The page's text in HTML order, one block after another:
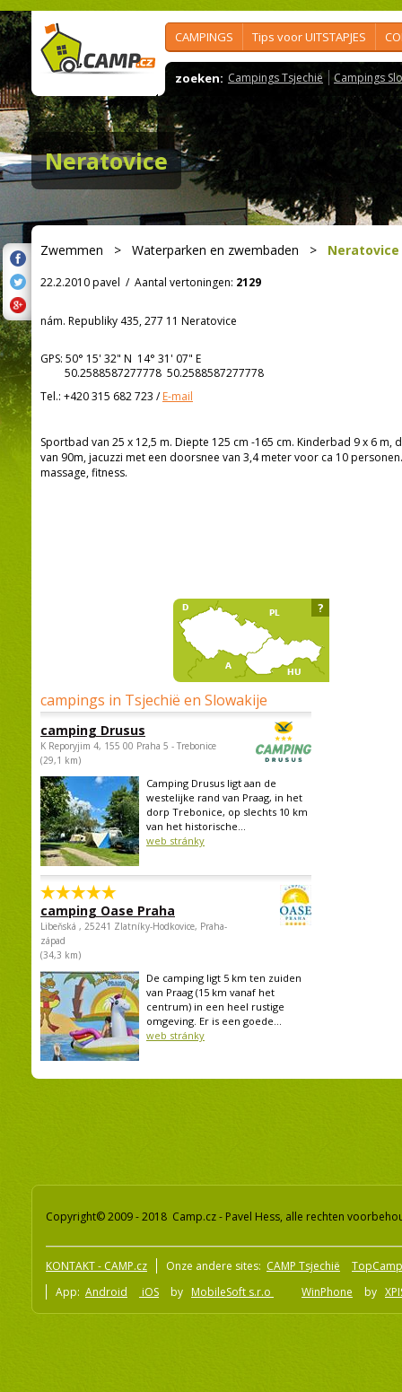
CAMPINGS Tips voor UITSTAPJES
zoeken: Campings Tsjechië Campings
Neratovice
Zwemmen > Waterparken en zwembaden > Neratovice
22.2.2010 pavel / Aantal vertoningen: 2129
nám. Republiky 435, 277 11 Neratovice
GPS: 50° 15' 32" N 14° 31' 07" E
50.2588587277778 50.2588587277778
Tel.: +420 315 682 723 /E-mail
Sportbad van 25 x 12,5 m. Diepte 125 cm -165 cm. Kinderbad 9 x 6 m,
van 90m, jacuzzi met een doorsnee van 3,4 meter voor ca 10
massage, fitness.
campings in Tsjechië en Slowakije
camping Drusus
K Reporyjim 4, 155 00 Praha 5 - Trebonice
(29,1 km)
Camping Drusus ligt aan de
westelijke rand van Praag, in het
dorp Trebonice, op slechts 10 km
van het historische...
web stránky
camping Oase Praha
Libeňská , 25241 Zlatníky-Hodkovice, Praha-
západ
(34,3 km)
De camping ligt 5 km ten zuiden
van Praag (15 km vanaf het
centrum) in een heel rustige
omgeving. Er is een goede...
web stránky
?
Copyright© 2009 - 2018 Camp.cz - Pavel Hess, alle rechten
KONTAKT - CAMP.cz Onze andere sites: CAMP Tsjechië
App: Android iOS by MobileSoft s.r.o WinPhone by